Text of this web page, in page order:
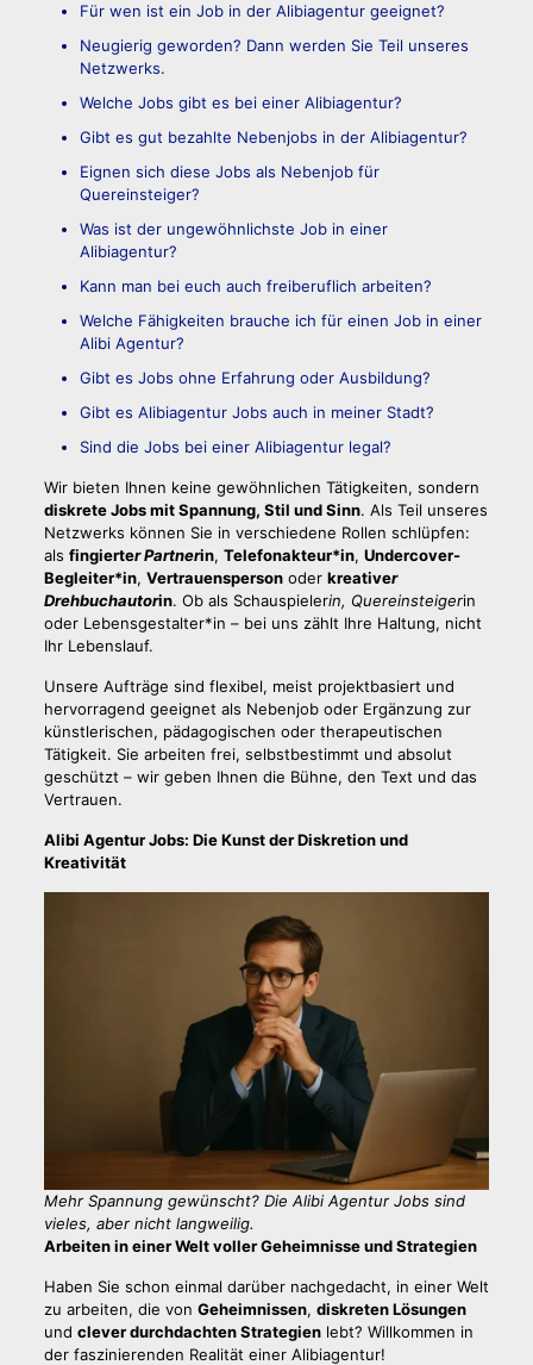
Für wen ist ein Job in der Alibiagentur geeignet?
Neugierig geworden? Dann werden Sie Teil unseres
Netzwerks.
Welche Jobs gibt es bei einer Alibiagentur?
Gibt es gut bezahlte Nebenjobs in der Alibiagentur?
Eignen sich diese Jobs als Nebenjob für
Quereinsteiger?
Was ist der ungewöhnlichste Job in einer
Alibiagentur?
Kann man bei euch auch freiberuflich arbeiten?
Welche Fähigkeiten brauche ich für einen Job in einer
Alibi Agentur?
Gibt es Jobs ohne Erfahrung oder Ausbildung?
Gibt es Alibiagentur Jobs auch in meiner Stadt?
Sind die Jobs bei einer Alibiagentur legal?
Wir bieten Ihnen keine gewöhnlichen Tätigkeiten, sondern
diskrete Jobs mit Spannung, Stil und Sinn. Als Teil unseres
Netzwerks können Sie in verschiedene Rollen schlüpfen:
als fingierter Partnerin, Telefonakteur*in, Undercover-
Begleiter*in, Vertrauenspersonoder kreativer
Drehbuchautorin. Ob als Schauspielerin, Quereinsteigerin
oder Lebensgestalter*in – bei uns zählt Ihre Haltung, nicht
Ihr Lebenslauf.
Unsere Aufträge sind flexibel, meist projektbasiert und
hervorragend geeignet als Nebenjob oder Ergänzung zur
künstlerischen, pädagogischen oder therapeutischen
Tätigkeit. Sie arbeiten frei, selbstbestimmt und absolut
geschützt – wir geben Ihnen die Bühne, den Text und das
Vertrauen.
Alibi Agentur Jobs: Die Kunst der Diskretion und
Kreativität
Mehr Spannung gewünscht? Die Alibi Agentur Jobs sind
vieles, aber nicht langweilig.
Arbeiten in einer Welt voller Geheimnisse und Strategien
Haben Sie schon einmal darüber nachgedacht, in einer Welt
zu arbeiten, die von Geheimnissen, diskreten Lösungen
und clever durchdachten Strategienlebt? Willkommen in
der faszinierenden Realität einer Alibiagentur!